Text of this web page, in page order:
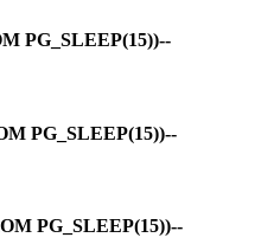
PG_SLEEP(15))--
PG_SLEEP(15))--
PG_SLEEP(15))--